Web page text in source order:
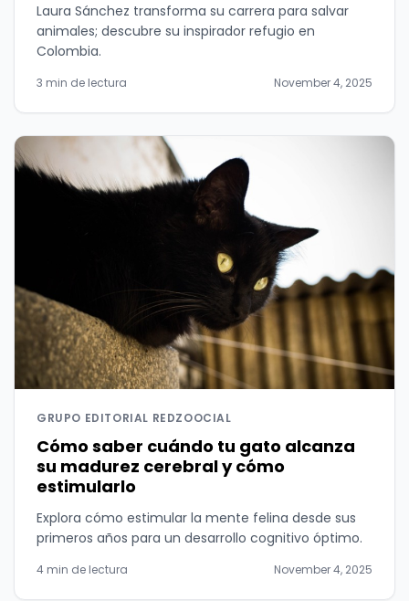
Laura Sánchez transforma su carrera para salvar
animales; descubre su inspirador refugio en
Colombia.
3 min de lectura November 4, 2025
GRUPO EDITORIAL REDZOOCIAL
Cómo saber cuándo tu gato alcanza
su madurez cerebral y cómo
estimularlo
Explora cómo estimular la mente felina desde sus
primeros años para un desarrollo cognitivo óptimo.
4 min de lectura November 4, 2025